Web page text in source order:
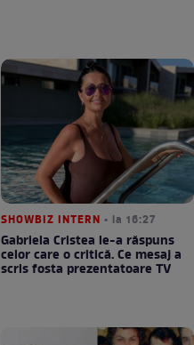
SHOWBIZ INTERN • la 16:27
Gabriela Cristea le-a răspuns
celor care o critică. Ce mesaj a
scris fosta prezentatoare TV